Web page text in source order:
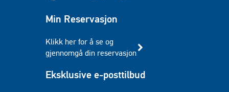
Min Reservasjon
Klikk her for å se og
gjennomgå din reservasjon
Eksklusive e-posttilbud